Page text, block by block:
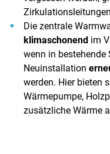
Die zentrale
klimaschonend im
wenn in bestehende
Neuinstallation
werden. Hier bieten
Wärmepumpe,
zusätzliche Wärme